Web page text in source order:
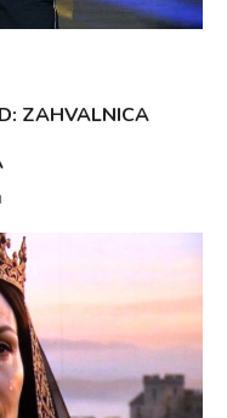
ZAHVALNICA